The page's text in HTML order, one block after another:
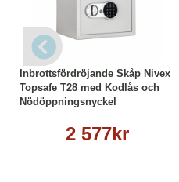
Inbrottsfördröjande Skåp Nivex
Topsafe T28 med Kodlås och
Nödöppningsnyckel
2 577kr
Köp Läs mer